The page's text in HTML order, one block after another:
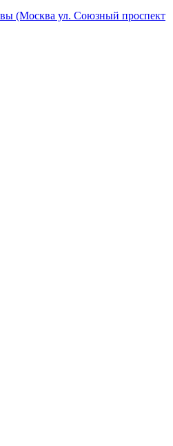
(Москва ул. Союзный проспект